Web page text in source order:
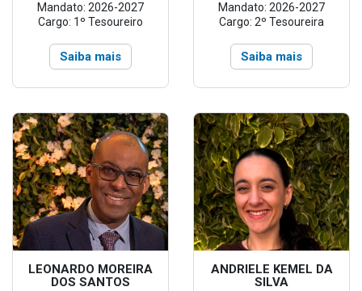
Mandato: 2026-2027
Cargo: 1º Tesoureiro
Saiba mais
Mandato: 2026-2027
Cargo: 2º Tesoureira
Saiba mais
LEONARDO MOREIRA
DOS SANTOS
ANDRIELE KEMEL DA
SILVA